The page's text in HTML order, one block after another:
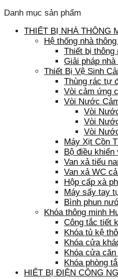
Danh mục sản phẩm
THIẾT BỊ NHÀ THÔNG
Hệ thống nhà
Thiết bị thông
Giải pháp
Thiết Bị Vệ Sinh
Thùng rác tự
Vòi cảm ứng
Vòi Nước
Vòi
Vòi
Vòi
Máy Xịt Cồn
Bộ điều
Van xả tiểu
Van xả WC
Hộp cấp xà
Máy sấy tay
Bình phun
Khóa thông minh
Công tắc tiết
Khóa tủ kệ
Khóa cửa
Khóa cửa
Khóa phòng
HIẾT BỊ ĐIỆN CÔNG